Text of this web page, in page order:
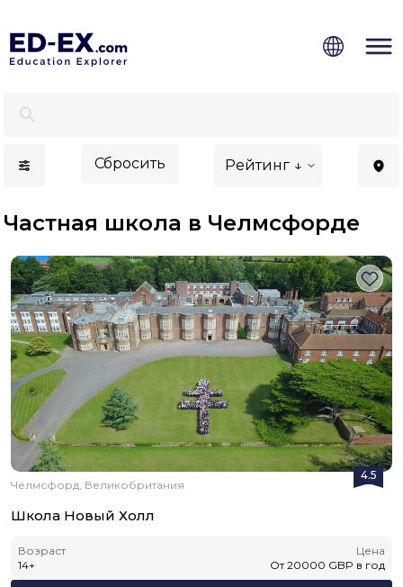
Сбросить Рейтинг ↓
Частная школа в Челмсфорде
4.5
Челмсфорд, Великобритания
Школа Новый Холл
Возраст
14+
Цена
От 20000 GBP в год